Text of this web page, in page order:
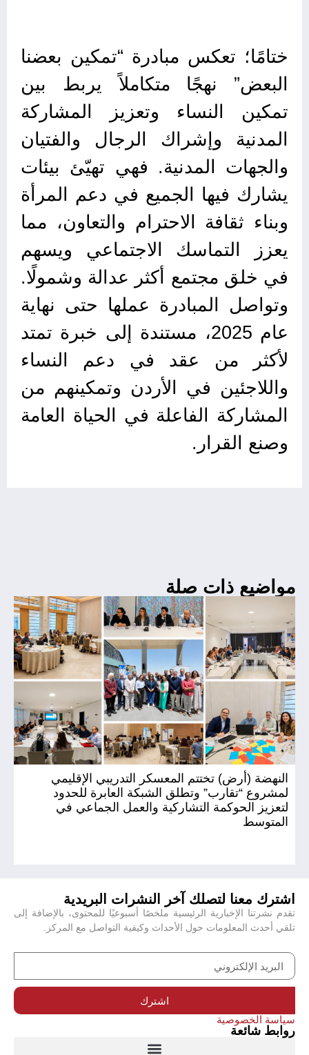
ختامًا؛ تعكس مبادرة “تمكين بعضنا
البعض” نهجًا متكاملاً يربط بين
تمكين النساء وتعزيز المشاركة
المدنية وإشراك الرجال والفتيان
والجهات المدنية. فهي تهيّئ بيئات
يشارك فيها الجميع في دعم المرأة
وبناء ثقافة الاحترام والتعاون، مما
يعزز التماسك الاجتماعي ويسهم
في خلق مجتمع أكثر عدالة وشمولًا.
وتواصل المبادرة عملها حتى نهاية
عام 2025، مستندة إلى خبرة تمتد
لأكثر من عقد في دعم النساء
واللاجئين في الأردن وتمكينهم من
المشاركة الفاعلة في الحياة العامة
وصنع القرار.
مواضيع ذات صلة
النهضة (أرض) تختتم المعسكر التدريبي الإقليمي
لمشروع “تقارب” وتطلق الشبكة العابرة للحدود
لتعزيز الحوكمة التشاركية والعمل الجماعي في
المتوسط
اشترك معنا لتصلك آخر النشرات البريدية
تقدم نشرتنا الإخبارية الرئيسية ملخصًا أسبوعيًا للمحتوى، بالإضافة إلى
تلقي أحدث المعلومات حول الأحداث وكيفية التواصل مع المركز.
اشترك
سياسة الخصوصية
روابط شائعة